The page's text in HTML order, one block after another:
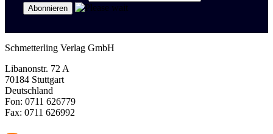
Schmetterling Verlag GmbH
Libanonstr. 72 A
70184 Stuttgart
Deutschland
Fon: 0711 626779
Fax: 0711 626992